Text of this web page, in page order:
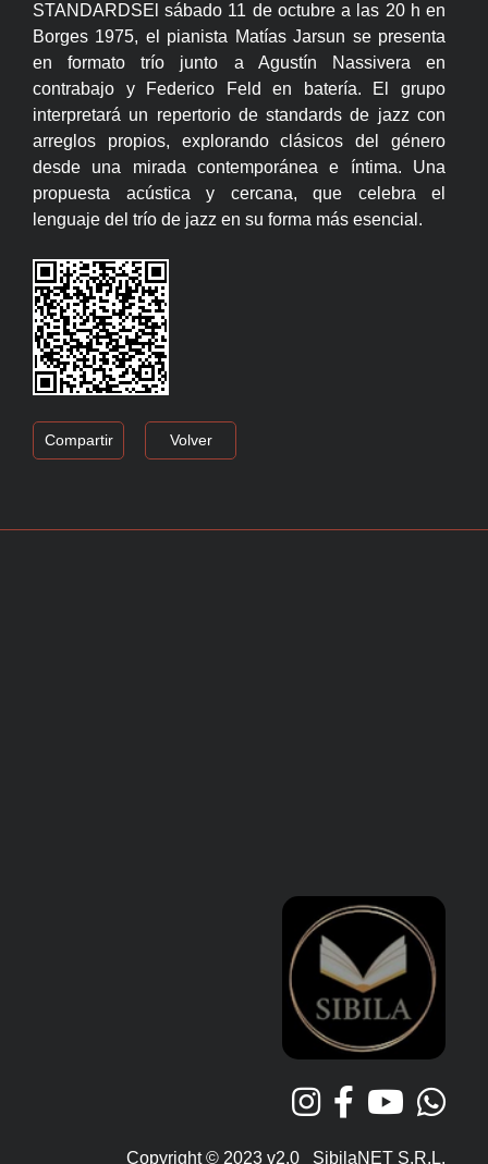
STANDARDSEl sábado 11 de octubre a las 20 h en
Borges 1975, el pianista Matías Jarsun se presenta
en formato trío junto a Agustín Nassivera en
contrabajo y Federico Feld en batería. El grupo
interpretará un repertorio de standards de jazz con
arreglos propios, explorando clásicos del género
desde una mirada contemporánea e íntima. Una
propuesta acústica y cercana, que celebra el
lenguaje del trío de jazz en su forma más esencial.
Compartir Volver
Copyright © 2023 v2.0 SibilaNET S.R.L.